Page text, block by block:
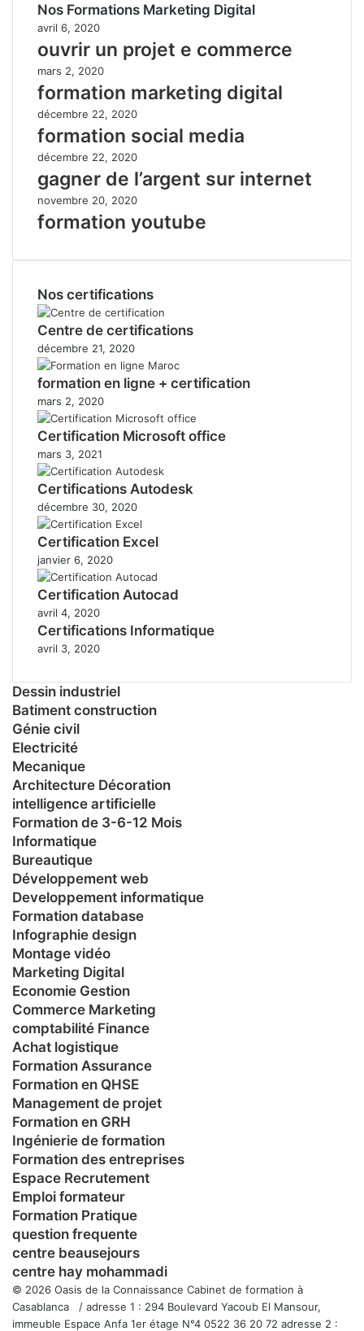
Nos Formations Marketing Digital
avril 6, 2020
ouvrir un projet e commerce
mars 2, 2020
formation marketing digital
décembre 22, 2020
formation social media
décembre 22, 2020
gagner de l’argent sur internet
novembre 20, 2020
formation youtube
Nos certifications
Centre de certifications
décembre 21, 2020
formation en ligne + certification
mars 2, 2020
Certification Microsoft office
mars 3, 2021
Certifications Autodesk
décembre 30, 2020
Certification Excel
janvier 6, 2020
Certification Autocad
avril 4, 2020
Certifications Informatique
avril 3, 2020
Dessin industriel
Batiment construction
Génie civil
Electricité
Mecanique
Architecture Décoration
intelligence artificielle
Formation de 3-6-12 Mois
Informatique
Bureautique
Développement web
Developpement informatique
Formation database
Infographie design
Montage vidéo
Marketing Digital
Economie Gestion
Commerce Marketing
comptabilité Finance
Achat logistique
Formation Assurance
Formation en QHSE
Management de projet
Formation en GRH
Ingénierie de formation
Formation des entreprises
Espace Recrutement
Emploi formateur
Formation Pratique
question frequente
centre beausejours
centre hay mohammadi
© 2026 Oasis de la Connaissance Cabinet de formation à
Casablanca / adresse 1 : 294 Boulevard Yacoub El Mansour,
immeuble Espace Anfa 1er étage N°4 0522 36 20 72 adresse 2 :